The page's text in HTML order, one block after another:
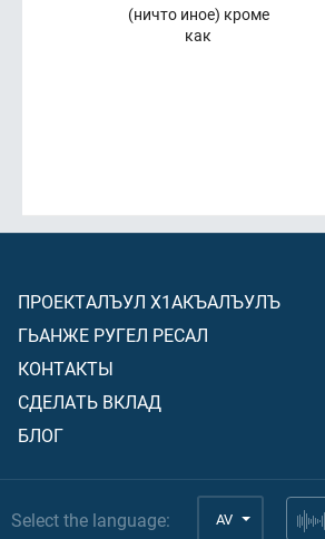
(ничто иное) кроме
как
ПРОЕКТАЛЪУЛ Х1АКЪАЛЪУЛЪ
ГЬАНЖЕ РУГЕЛ РЕСАЛ
КОНТАКТЫ
СДЕЛАТЬ ВКЛАД
БЛОГ
Select the language: AV